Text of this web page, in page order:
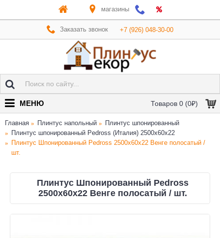
магазины
Заказать звонок +7 (926) 048-30-00
Товаров 0 (0₽)
МЕНЮ
Главная Плинтус напольный
Плинтус шпонированный
Плинтус шпонированный Pedross (Италия) 2500х60х22
Плинтус Шпонированный Pedross 2500х60х22 Венге полосатый /
шт.
Плинтус Шпонированный Pedross
2500х60х22 Венге полосатый / шт.